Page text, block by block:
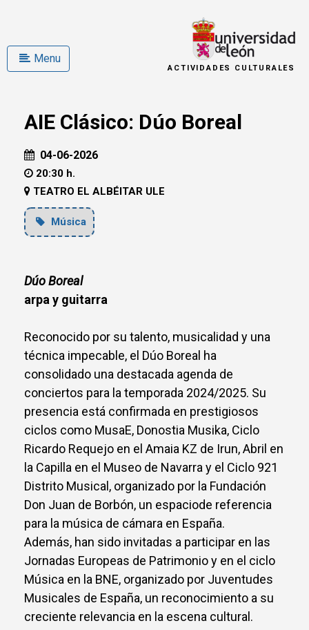
Menu
ACTIVIDADES CULTURALES
AIE Clásico: Dúo Boreal
04-06-2026
20:30 h.
TEATRO EL ALBÉITAR ULE
Música
Dúo Boreal
arpa y guitarra
Reconocido por su talento, musicalidad y una
técnica impecable, el Dúo Boreal ha
consolidado una destacada agenda de
conciertos para la temporada 2024/2025. Su
presencia está confirmada en prestigiosos
ciclos como MusaE, Donostia Musika, Ciclo
Ricardo Requejo en el Amaia KZ de Irun, Abril en
la Capilla en el Museo de Navarra y el Ciclo 921
Distrito Musical, organizado por la Fundación
Don Juan de Borbón, un espaciode referencia
para la música de cámara en España.
Además, han sido invitadas a participar en las
Jornadas Europeas de Patrimonio y en el ciclo
Música en la BNE, organizado por Juventudes
Musicales de España, un reconocimiento a su
creciente relevancia en la escena cultural.